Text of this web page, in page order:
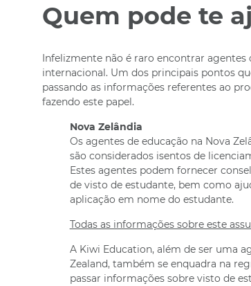
Quem pode te
Infelizmente não é raro encontrar agentes
internacional. Um dos principais pontos
passando as informações referentes ao
fazendo este papel.
Nova Zelândia
Os agentes de educação na Nova
são considerados isentos de
Estes agentes podem fornecer
de visto de estudante, bem como
aplicação em nome do estudante.
Todas as informações sobre este
A Kiwi Education, além de ser uma
Zealand, também se enquadra na
passar informações sobre visto de